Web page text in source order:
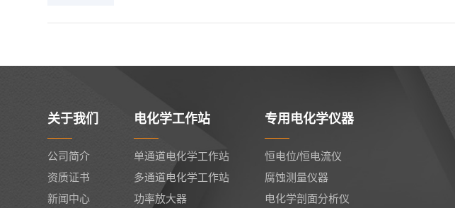
关于我们
公司简介
资质证书
新闻中心
电化学工作站
单通道电化学工作站
多通道电化学工作站
功率放大器
专用电化学仪器
恒电位/恒电流仪
腐蚀测量仪器
电化学剖面分析仪